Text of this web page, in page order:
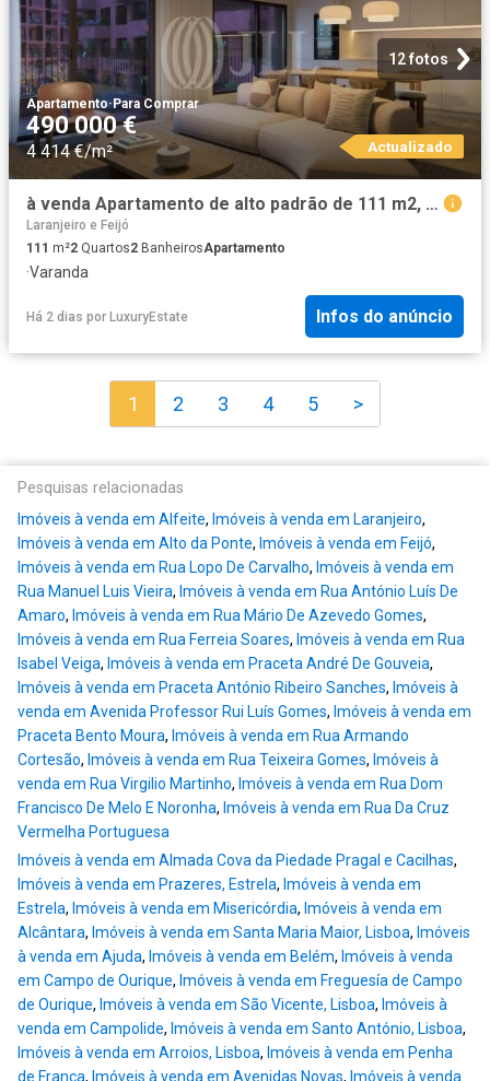
12 fotos
Apartamento·Para Comprar
490 000 €
4 414 €/m² Actualizado
à venda Apartamento de alto padrão de 111 m2, Almada, Setúbal
Laranjeiro e Feijó
111 m²2 Quartos2 BanheirosApartamento
·Varanda
Há 2 dias por LuxuryEstate Infos do anúncio
1 2 3 4 5 >
Pesquisas relacionadas
Imóveis à venda em Alfeite, Imóveis à venda em Laranjeiro,
Imóveis à venda em Alto da Ponte, Imóveis à venda em Feijó,
Imóveis à venda em Rua Lopo De Carvalho, Imóveis à venda em
Rua Manuel Luis Vieira, Imóveis à venda em Rua António Luís De
Amaro, Imóveis à venda em Rua Mário De Azevedo Gomes,
Imóveis à venda em Rua Ferreia Soares, Imóveis à venda em Rua
Isabel Veiga, Imóveis à venda em Praceta André De Gouveia,
Imóveis à venda em Praceta António Ribeiro Sanches, Imóveis à
venda em Avenida Professor Rui Luís Gomes, Imóveis à venda em
Praceta Bento Moura, Imóveis à venda em Rua Armando
Cortesão, Imóveis à venda em Rua Teixeira Gomes, Imóveis à
venda em Rua Virgilio Martinho, Imóveis à venda em Rua Dom
Francisco De Melo E Noronha, Imóveis à venda em Rua Da Cruz
Vermelha Portuguesa
Imóveis à venda em Almada Cova da Piedade Pragal e Cacilhas,
Imóveis à venda em Prazeres, Estrela, Imóveis à venda em
Estrela, Imóveis à venda em Misericórdia, Imóveis à venda em
Alcântara, Imóveis à venda em Santa Maria Maior, Lisboa, Imóveis
à venda em Ajuda, Imóveis à venda em Belém, Imóveis à venda
em Campo de Ourique, Imóveis à venda em Freguesía de Campo
de Ourique, Imóveis à venda em São Vicente, Lisboa, Imóveis à
venda em Campolide, Imóveis à venda em Santo António, Lisboa,
Imóveis à venda em Arroios, Lisboa, Imóveis à venda em Penha
de França, Imóveis à venda em Avenidas Novas, Imóveis à venda